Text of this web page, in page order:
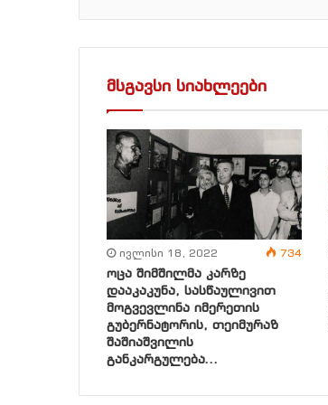
მსგავსი სიახლეები
ივლისი 18, 2022 734
ოცა შიმშილმა კარზე
დააკაკუნა, სასწაულივით
მოგვევლინა იმერეთის
გუბერნატორის, თეიმურაზ
შაშიაშვილის
განკარგულება…